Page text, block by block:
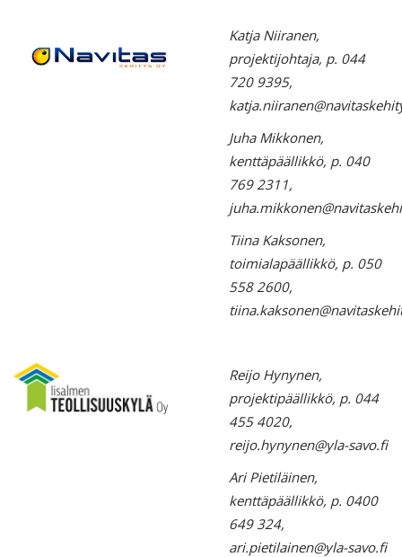
Katja Niiranen,
projektijohtaja, p. 044
720 9395,
Juha Mikkonen,
kenttäpäällikkö, p. 040
769 2311,
Tiina Kaksonen,
toimialapäällikkö, p. 050
558 2600,
Reijo Hynynen,
projektipäällikkö, p. 044
455 4020,
reijo.hynynen@yla-savo.fi
Ari Pietiläinen,
kenttäpäällikkö, p. 0400
649 324,
ari.pietilainen@yla-savo.fi